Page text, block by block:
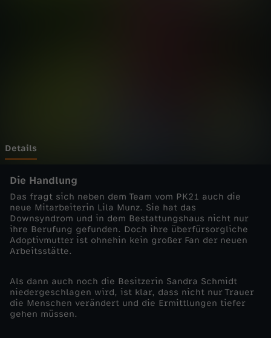
a
n
t
e
L
Details
Die Handlung
Das fragt sich neben dem Team vom PK21 auch die
neue Mitarbeiterin Lila Munz. Sie hat das
Downsyndrom und in dem Bestattungshaus nicht nur
ihre Berufung gefunden. Doch ihre überfürsorgliche
Adoptivmutter ist ohnehin kein großer Fan der neuen
Arbeitsstätte.
Als dann auch noch die Besitzerin Sandra Schmidt
niedergeschlagen wird, ist klar, dass nicht nur Trauer
die Menschen verändert und die Ermittlungen tiefer
gehen müssen.